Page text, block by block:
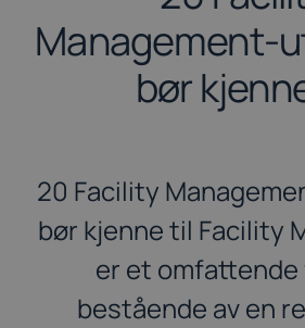
Management-
bør
20 Facility
bør kjenne til Facility
er et
bestående av en